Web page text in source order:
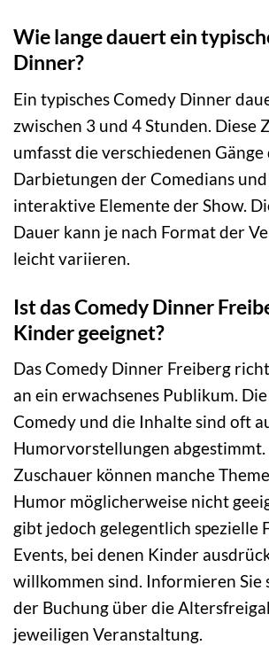
Wie lange dauert ein
Dinner?
Ein typisches Comedy Dinner
zwischen 3 und 4 Stunden. Diese
umfasst die verschiedenen Gänge
Darbietungen der Comedians
interaktive Elemente der Show.
Dauer kann je nach Format der
leicht variieren.
Ist das Comedy Dinner
Kinder geeignet?
Das Comedy Dinner Freiberg
an ein erwachsenes Publikum.
Comedy und die Inhalte sind oft
Humorvorstellungen
Zuschauer können manche
Humor möglicherweise nicht
gibt jedoch gelegentlich spezielle
Events, bei denen Kinder
willkommen sind. Informieren Sie
der Buchung über die
jeweiligen Veranstaltung.